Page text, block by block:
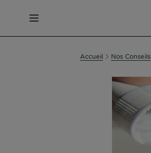
MENU
Accueil Nos Conseils